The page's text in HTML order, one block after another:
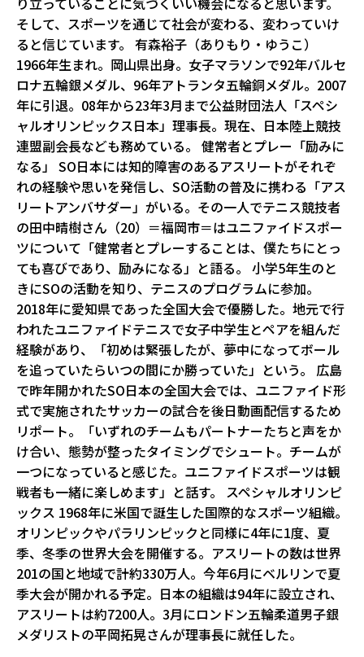
そして、スポーツを通じて社会が変わる、変わっていけ
ると信じています。 有森裕子（ありもり・ゆうこ）
1966年生まれ。岡山県出身。女子マラソンで92年バルセ
ロナ五輪銀メダル、96年アトランタ五輪銅メダル。2007
年に引退。08年から23年3月まで公益財団法人「スペシ
ャルオリンピックス日本」理事長。現在、日本陸上競技
連盟副会長なども務めている。 健常者とプレー「励みに
なる」 SO日本には知的障害のあるアスリートがそれぞ
れの経験や思いを発信し、SO活動の普及に携わる「アス
リートアンバサダー」がいる。その一人でテニス競技者
の田中晴樹さん（20）＝福岡市＝はユニファイドスポー
ツについて「健常者とプレーすることは、僕たちにとっ
ても喜びであり、励みになる」と語る。 小学5年生のと
きにSOの活動を知り、テニスのプログラムに参加。
2018年に愛知県であった全国大会で優勝した。地元で行
われたユニファイドテニスで女子中学生とペアを組んだ
経験があり、「初めは緊張したが、夢中になってボール
を追っていたらいつの間にか勝っていた」という。 広島
で昨年開かれたSO日本の全国大会では、ユニファイド形
式で実施されたサッカーの試合を後日動画配信するため
リポート。「いずれのチームもパートナーたちと声をか
け合い、態勢が整ったタイミングでシュート。チームが
一つになっていると感じた。ユニファイドスポーツは観
戦者も一緒に楽しめます」と話す。 スペシャルオリンピ
ックス 1968年に米国で誕生した国際的なスポーツ組織。
オリンピックやパラリンピックと同様に4年に1度、夏
季、冬季の世界大会を開催する。アスリートの数は世界
201の国と地域で計約330万人。今年6月にベルリンで夏
季大会が開かれる予定。日本の組織は94年に設立され、
アスリートは約7200人。3月にロンドン五輪柔道男子銀
メダリストの平岡拓晃さんが理事長に就任した。